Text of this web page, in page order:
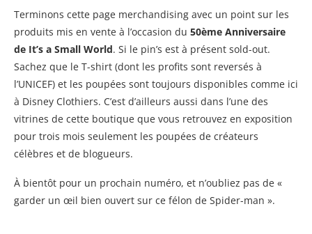
Terminons cette page merchandising avec un point sur les
produits mis en vente à l’occasion du 50ème Anniversaire
de It’s a Small World. Si le pin’s est à présent sold-out.
Sachez que le T-shirt (dont les profits sont reversés à
l’UNICEF) et les poupées sont toujours disponibles comme ici
à Disney Clothiers. C’est d’ailleurs aussi dans l’une des
vitrines de cette boutique que vous retrouvez en exposition
pour trois mois seulement les poupées de créateurs
célèbres et de blogueurs.
À bientôt pour un prochain numéro, et n’oubliez pas de «
garder un œil bien ouvert sur ce félon de Spider-man ».